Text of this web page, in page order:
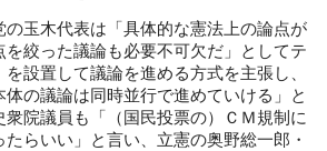
玉木代表は「具体的な憲法上の論点が
絞った議論も必要不可欠だ」としてテ
設置して議論を進める方式を主張し、
体の議論は同時並行で進めていける」と
院議員も「（国民投票の）ＣＭ規制に
らいい」と言い、立憲の奥野総一郎・